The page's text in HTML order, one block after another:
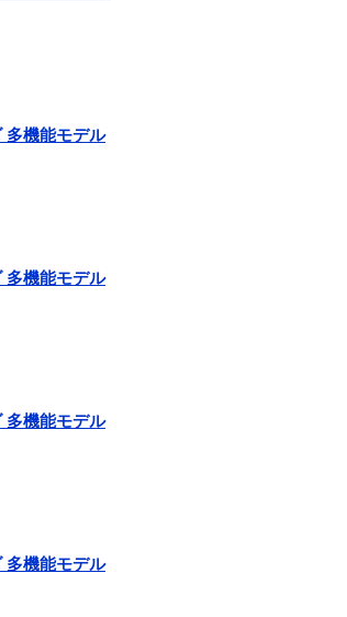
多機能モデル
多機能モデル
多機能モデル
多機能モデル